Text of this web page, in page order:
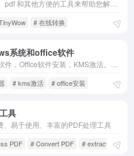
# 在线转换
系统和office软件
# kms激活 # office安装
具
易于使用、丰富的PDF处理工具
PDF # Convert PDF # extract PDF